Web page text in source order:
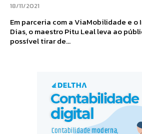
18/11/2021
Em parceria com a ViaMobilidade e
Dias, o maestro Pitu Leal leva ao
possível tirar de...